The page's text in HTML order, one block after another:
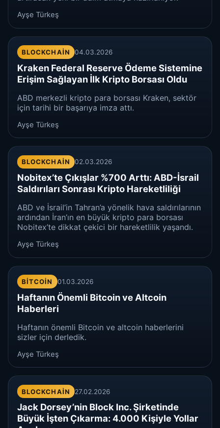
Ayşe Türkeş
BLOCKCHAIN 04.03.2026
Kraken Federal Reserve Ödeme Sistemine
Erişim Sağlayan İlk Kripto Borsası Oldu
ABD merkezli kripto para borsası Kraken, sektör
için tarihi bir başarıya imza attı.
Ayşe Türkeş
BLOCKCHAIN 02.03.2026
Nobitex’te Çıkışlar %700 Arttı: ABD-İsrail
Saldırıları Sonrası Kripto Hareketliliği
ABD ve İsrail’in Tahran’a yönelik hava saldırılarının
ardından İran’ın en büyük kripto para borsası
Nobitex’te dikkat çekici bir hareketlilik yaşandı.
Ayşe Türkeş
BITCOIN 01.03.2026
Haftanın Önemli Bitcoin ve Altcoin
Haberleri
Haftanın önemli Bitcoin ve altcoin haberlerini
sizler için derledik.
Ayşe Türkeş
BLOCKCHAIN 27.02.2026
Jack Dorsey’nin Block Inc. Şirketinde
Büyük İşten Çıkarma: 4.000 Kişiyle Yollar